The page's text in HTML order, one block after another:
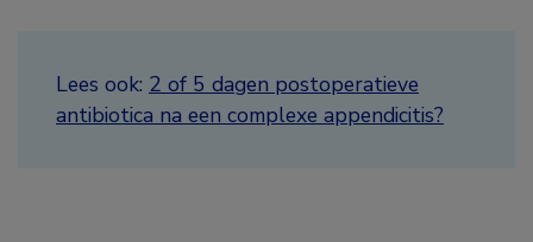
Lees ook: 2 of 5 dagen postoperatieve
antibiotica na een complexe appendicitis?